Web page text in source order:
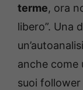
terme, ora
libero”. Una
anche come
suoi follower